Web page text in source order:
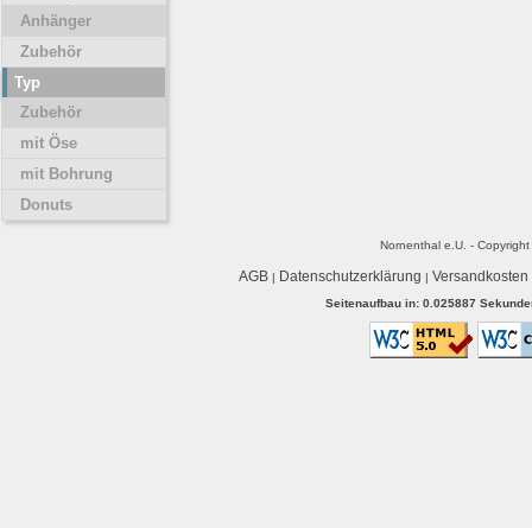
Anhänger
Zubehör
Typ
Zubehör
mit Öse
mit Bohrung
Donuts
Nornenthal e.U. -
AGB| Datenschutzerklärung | Versandkosten
Seitenaufbau in: 0.025887